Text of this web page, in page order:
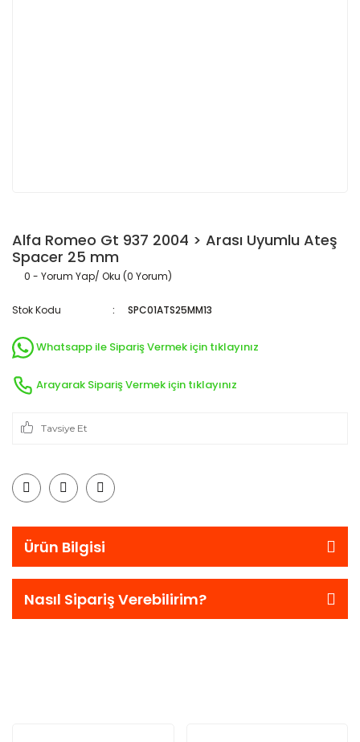
Alfa Romeo Gt 937 2004 > Arası Uyumlu Ateş
Spacer 25 mm
0 - Yorum Yap/ Oku (0 Yorum)
Stok Kodu SPC01ATS25MM13
Whatsapp ile Sipariş Vermek için tıklayınız
Arayarak Sipariş Vermek için tıklayınız
Tavsiye Et
Ürün Bilgisi
Nasıl Sipariş Verebilirim?